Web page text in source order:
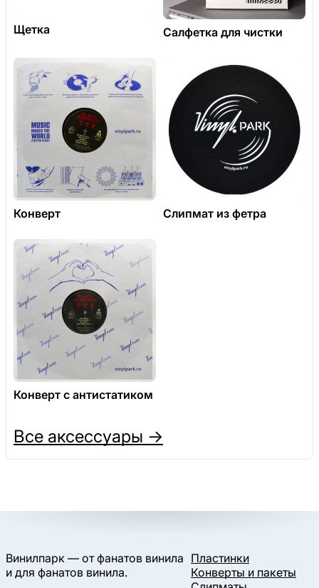
Щетка Салфетка для чистки
Конверт Слипмат из фетра
Конверт с антистатиком
Все аксессуары →
Винилпарк — от фанатов винила
и для фанатов винила.
Пластинки
Конверты и пакеты